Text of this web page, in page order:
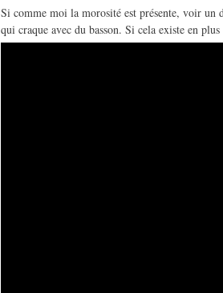
Si comme moi la morosité est présente, voir un
qui craque avec du basson. Si cela existe en